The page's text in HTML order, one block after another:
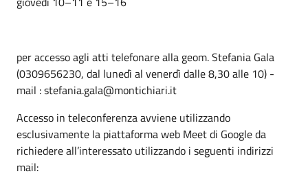
per accesso agli atti telefonare alla geom. Stefania Gala
(0309656230, dal lunedì al venerdì dalle 8,30 alle 10) -
mail : stefania.gala@montichiari.it
Accesso in teleconferenza avviene utilizzando
esclusivamente la piattaforma web Meet di Google da
richiedere all’interessato utilizzando i seguenti indirizzi
mail: